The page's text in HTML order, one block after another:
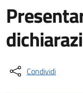
Condividi